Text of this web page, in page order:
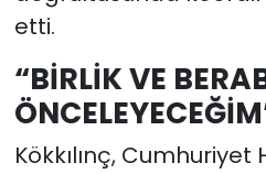
etti.
“BİRLİK VE
Kökkılınç, Cumhuriyet